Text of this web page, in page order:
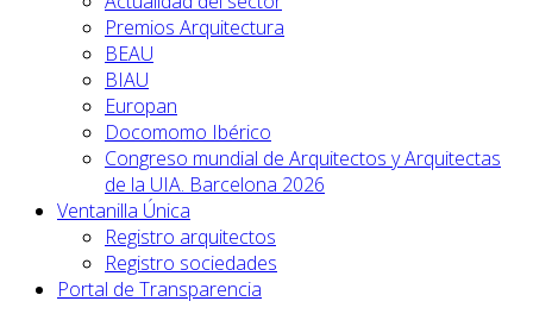
Premios Arquitectura
BEAU
BIAU
Europan
Docomomo Ibérico
Congreso mundial de Arquitectos y Arquitectas
de la UIA. Barcelona 2026
Ventanilla Única
Registro arquitectos
Registro sociedades
Portal de Transparencia